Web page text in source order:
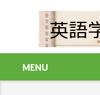
MENU